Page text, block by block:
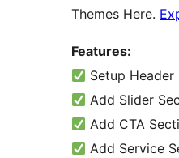
Themes Here.
Features:
Setup Header
Add Slider
Add CTA
Add Service